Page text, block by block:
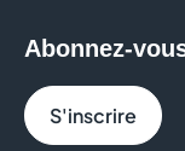
Abonnez-
S'inscrire